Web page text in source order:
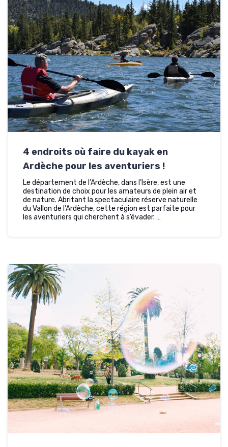
4 endroits où faire du kayak en
Ardèche pour les aventuriers !
Le département de l’Ardèche, dans l’Isère, est une
destination de choix pour les amateurs de plein air et
de nature. Abritant la spectaculaire réserve naturelle
du Vallon de l’Ardèche, cette région est parfaite pour
les aventuriers qui cherchent à s’évader. …